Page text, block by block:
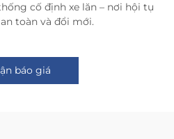
cố định xe lăn – nơi hội tụ
toàn và đổi mới.
báo giá